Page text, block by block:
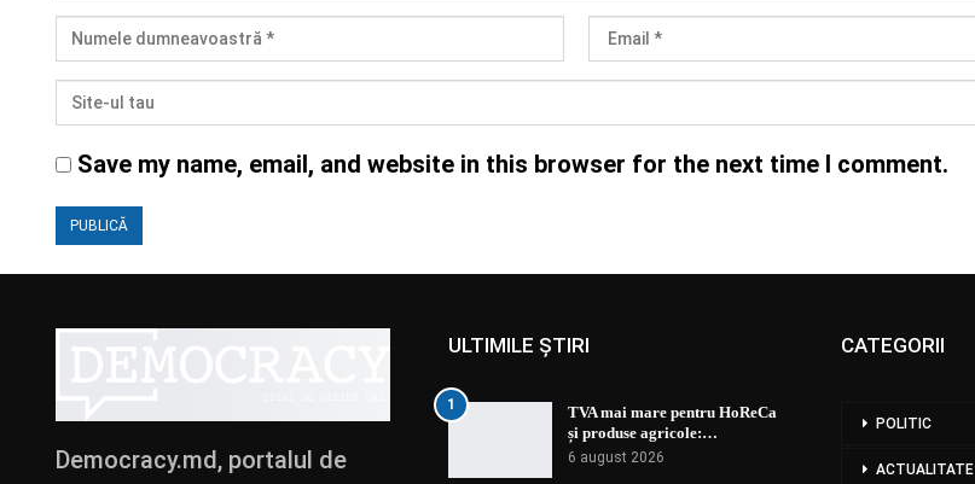
Save my name, email, and website in this browser for the next time I comment.
Democracy.md, portalul de
ULTIMILE ȘTIRI
1
TVA mai mare pentru HoReCa
și produse agricole:…
6 august 2026
CATEGORII
POLITIC
ACTUALITATE